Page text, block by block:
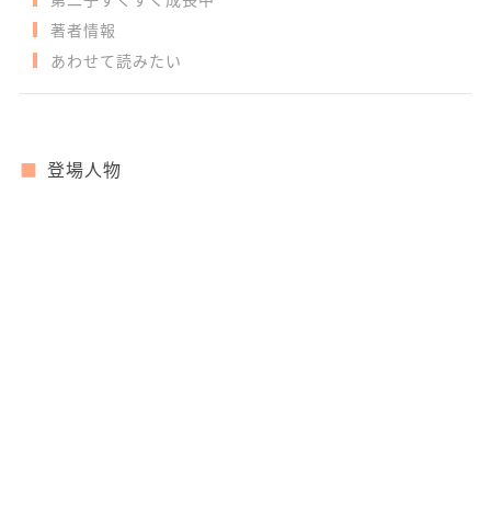
著者情報
あわせて読みたい
登場人物